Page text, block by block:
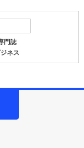
門誌
ネス